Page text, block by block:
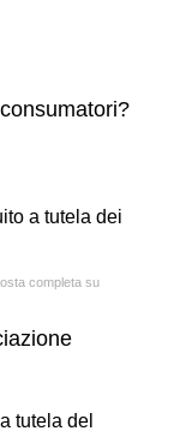
a tutela dei
completa su
tutela del